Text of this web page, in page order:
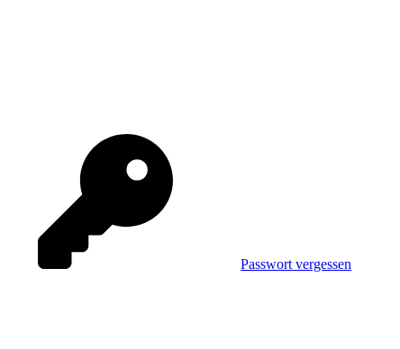
Passwort vergessen